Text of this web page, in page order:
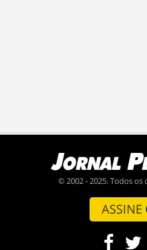
© 2002 - 2025. Todos
ASSINE